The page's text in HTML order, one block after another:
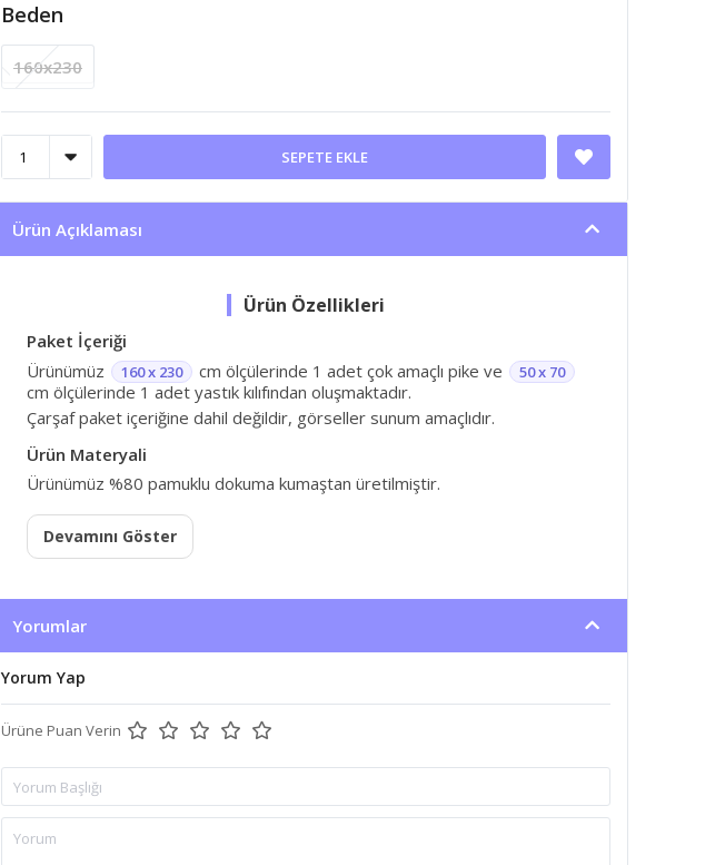
Beden
160x230
SEPETE EKLE
Ürün Açıklaması
Paket İçeriği
Ürünümüz
160 x 230 cm ölçülerinde 1 adet çok amaçlı pike ve 50 x 70
cm ölçülerinde 1 adet yastık kılıfından oluşmaktadır.
Çarşaf paket içeriğine dahil değildir, görseller sunum amaçlıdır.
Ürün Materyali
Ürünümüz %80 pamuklu dokuma kumaştan üretilmiştir.
Devamını Göster
Yorumlar
Yorum Yap
Ürüne Puan Verin